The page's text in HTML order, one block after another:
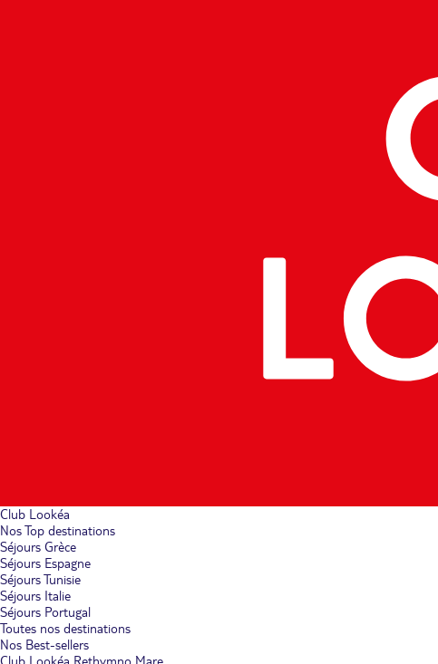
Club Lookéa
Nos Top destinations
Séjours Grèce
Séjours Espagne
Séjours Tunisie
Séjours Italie
Séjours Portugal
Toutes nos destinations
Nos Best-sellers